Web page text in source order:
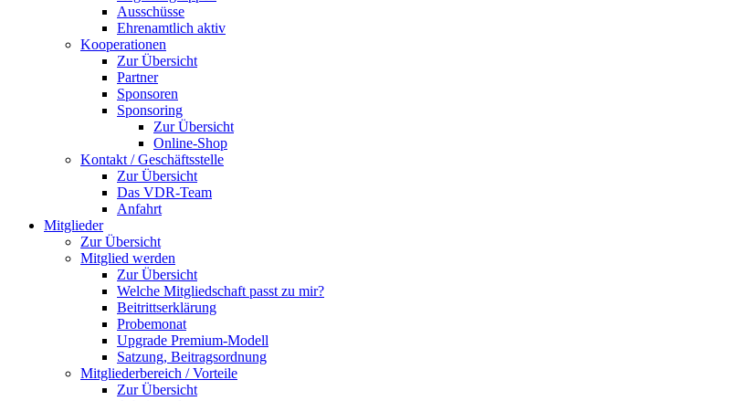
Ausschüsse
Ehrenamtlich aktiv
Kooperationen
Zur Übersicht
Partner
Sponsoren
Sponsoring
Zur Übersicht
Online-Shop
Kontakt / Geschäftsstelle
Zur Übersicht
Das VDR-Team
Anfahrt
Mitglieder
Zur Übersicht
Mitglied werden
Zur Übersicht
Welche Mitgliedschaft passt zu mir?
Beitrittserklärung
Probemonat
Upgrade Premium-Modell
Satzung, Beitragsordnung
Mitgliederbereich / Vorteile
Zur Übersicht